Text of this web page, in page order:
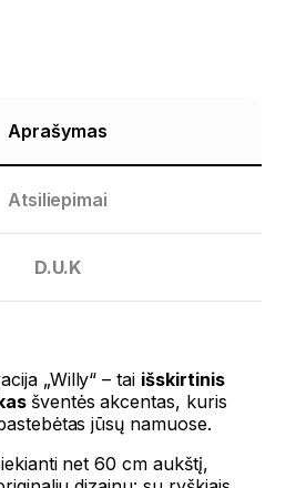
Aprašymas
Atsiliepimai
D.U.K
„Willy“ – tai išskirtinis
šventės akcentas, kuris
jūsų namuose.
net 60 cm aukštį,